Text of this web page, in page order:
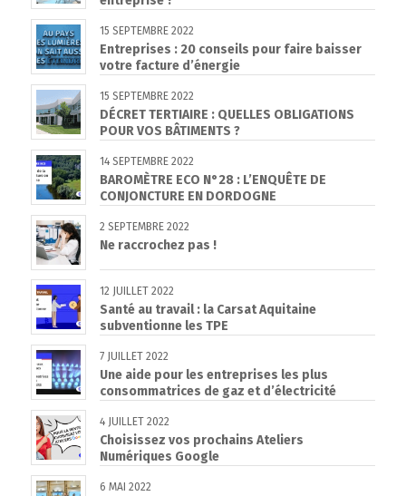
15 SEPTEMBRE 2022
Entreprises : 20 conseils pour faire baisser
votre facture d’énergie
15 SEPTEMBRE 2022
DÉCRET TERTIAIRE : QUELLES OBLIGATIONS
POUR VOS BÂTIMENTS ?
14 SEPTEMBRE 2022
BAROMÈTRE ECO N°28 : L’ENQUÊTE DE
CONJONCTURE EN DORDOGNE
2 SEPTEMBRE 2022
Ne raccrochez pas !
12 JUILLET 2022
Santé au travail : la Carsat Aquitaine
subventionne les TPE
7 JUILLET 2022
Une aide pour les entreprises les plus
consommatrices de gaz et d’électricité
4 JUILLET 2022
Choisissez vos prochains Ateliers
Numériques Google
6 MAI 2022